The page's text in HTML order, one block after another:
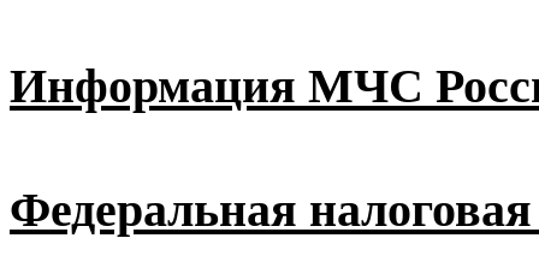
Информация МЧС
Федеральная